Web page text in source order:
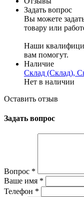
Задать вопрос
Вы можете
товару или
Наши
вам помогут.
Наличие
Склад (Склад),
Нет в наличии
Оставить отзыв
Задать вопрос
Вопрос *
Ваше имя *
Телефон *